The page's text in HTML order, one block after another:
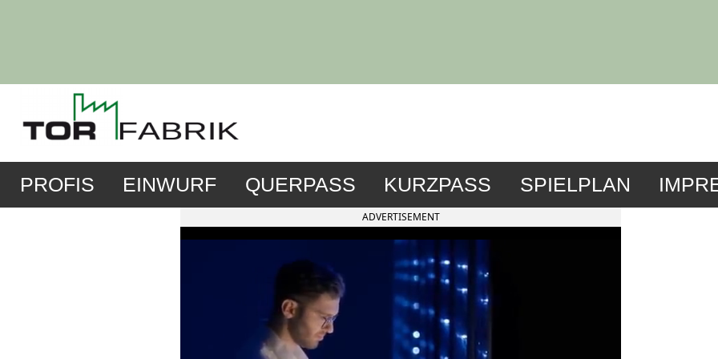
PROFIS EINWURF QUERPASS KURZPASS SPIELPLAN
ADVERTISEMENT